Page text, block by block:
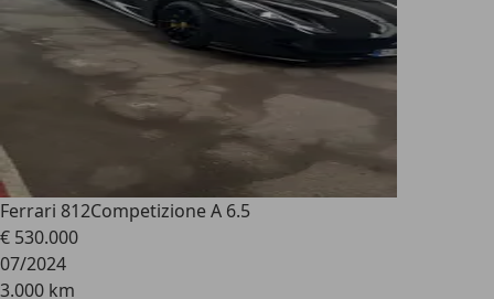
Ferrari 812Competizione A 6.5
€ 530.000
07/2024
3.000 km